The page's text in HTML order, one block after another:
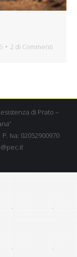
2 di Commenti
di Prato –
Iva: 02052900970